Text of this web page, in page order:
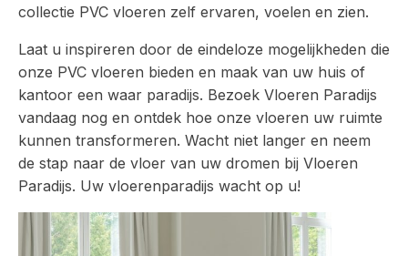
collectie PVC vloeren zelf ervaren, voelen en zien.
Laat u inspireren door de eindeloze mogelijkheden die
onze PVC vloeren bieden en maak van uw huis of
kantoor een waar paradijs. Bezoek Vloeren Paradijs
vandaag nog en ontdek hoe onze vloeren uw ruimte
kunnen transformeren. Wacht niet langer en neem
de stap naar de vloer van uw dromen bij Vloeren
Paradijs. Uw vloerenparadijs wacht op u!